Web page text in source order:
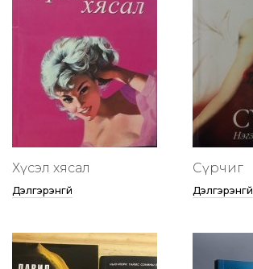
Хүсэл хясал
Дэлгэрэнгүй
Сүрчиг
Дэлгэрэнгүй